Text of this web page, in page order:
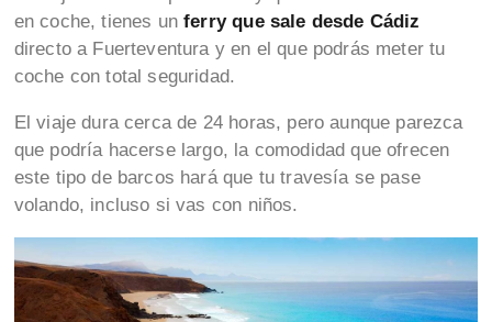
en coche, tienes unferry que sale desde Cádiz
directo a Fuerteventura y en el que podrás meter tu
coche con total seguridad.
El viaje dura cerca de 24 horas, pero aunque parezca
que podría hacerse largo, la comodidad que ofrecen
este tipo de barcos hará que tu travesía se pase
volando, incluso si vas con niños.